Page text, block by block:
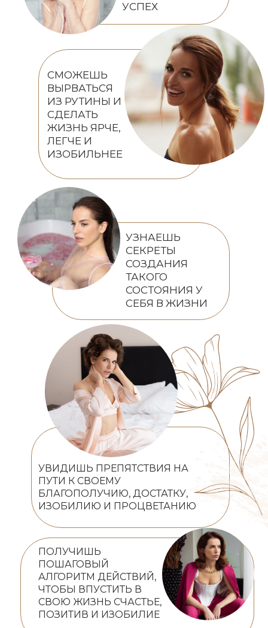
ПОЛУЧИШЬ
ПОШАГОВЫЙ
АЛГОРИТМ ДЕЙСТВИЙ,
ЧТОБЫ ВПУСТИТЬ В
СВОЮ ЖИЗНЬ СЧАСТЬЕ,
ПОЗИТИВ И ИЗОБИЛИЕ
УВИДИШЬ ПРЕПЯТСТВИЯ НА
ПУТИ К СВОЕМУ
БЛАГОПОЛУЧИЮ, ДОСТАТКУ,
ИЗОБИЛИЮ И ПРОЦВЕТАНИЮ
УСПЕХ
СМОЖЕШЬ
ВЫРВАТЬСЯ
ИЗ РУТИНЫ И
СДЕЛАТЬ
ЖИЗНЬ ЯРЧЕ,
ЛЕГЧЕ И
ИЗОБИЛЬНЕЕ
УЗНАЕШЬ
СЕКРЕТЫ
СОЗДАНИЯ
ТАКОГО
СОСТОЯНИЯ У
СЕБЯ В ЖИЗНИ